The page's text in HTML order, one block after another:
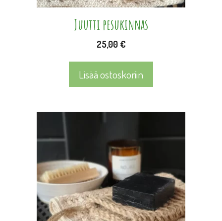
Juutti pesukinnas
25,00 €
Lisää ostoskoriin